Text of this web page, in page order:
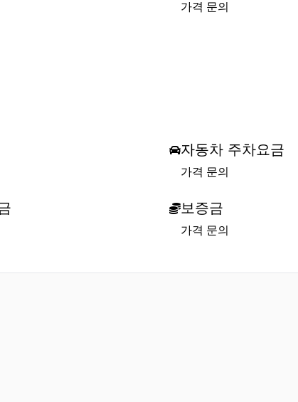
가격 문의
자동차 주차요금
가격 문의
보증금
가격 문의